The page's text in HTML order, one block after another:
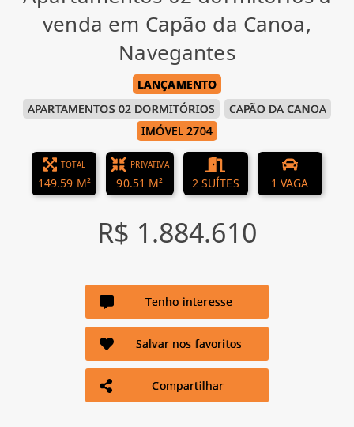
venda em Capão da Canoa,
Navegantes
LANÇAMENTO
APARTAMENTOS 02 DORMITÓRIOS
CAPÃO DA CANOA
IMÓVEL 2704
TOTAL
149.59 M²
PRIVATIVA
90.51 M² 2 SUÍTES 1 VAGA
R$ 1.884.610
Tenho interesse
Salvar nos favoritos
Compartilhar